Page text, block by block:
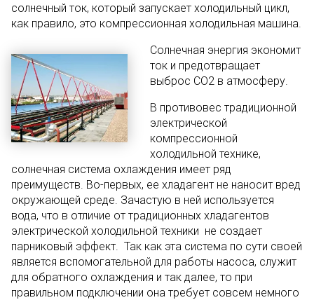
солнечный ток, который запускает холодильный цикл,
как правило, это компрессионная холодильная машина.
Солнечная энергия экономит
ток и предотвращает
выброс СО2 в атмосферу.
В противовес традиционной
электрической
компрессионной
холодильной технике,
солнечная система охлаждения имеет ряд
преимуществ. Во-первых, ее хладагент не наносит вред
окружающей среде. Зачастую в ней используется
вода, что в отличие от традиционных хладагентов
электрической холодильной техники не создает
парниковый эффект. Так как эта система по сути своей
является вспомогательной для работы насоса, служит
для обратного охлаждения и так далее, то при
правильном подключении она требует совсем немного